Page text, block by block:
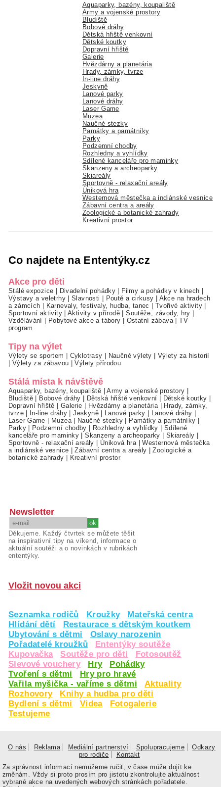
Aquaparky, bazény, koupaliště
Army a vojenské prostory
Bludiště
Bobové dráhy
Dětská hřiště venkovní
Dětské koutky
Dopravní hřiště
Galerie
Hvězdárny a planetária
Hrady, zámky, tvrze
In-line dráhy
Jeskyně
Lanové parky
Lanové dráhy
Laser Game
Muzea
Naučné stezky
Památky a památníky
Parky
Podzemní chodby
Rozhledny a vyhlídky
Sdílené kanceláře pro maminky
Skanzeny a archeoparky
Skiareály
Sportovně - relaxační areály
Úniková hra
Westernová městečka a indiánské vesnice
Zábavní centra a areály
Zoologické a botanické zahrady
Kreativní prostor
Co najdete na Ententýky.cz
Akce pro děti
Stálé expozice Divadelní pohádky Filmy a pohádky v kinech
Výstavy a veletrhy|Slavnosti Poutě a cirkusy
Akce na hradech
a zámcích
Karnevaly, festivaly, hudba, tanec Tvořivé aktivity
Sportovní aktivity|Aktivity v přírodě |Soutěže, závody, hry
Vzdělávání
Pobytové akce a tábory Ostatní zábava |TV
program
Tipy na výlet
Výlety se sportem Cyklotrasy Naučné výlety
Výlety za historií
Výlety za zábavou |Výlety přírodou
Stálá místa k návštěvě
Aquaparky, bazény, koupaliště |Army a vojenské prostory
Bludiště
Bobové dráhy Dětská hřiště venkovní Dětské koutky
Dopravní hřiště
Galerie Hvězdárny a planetária
Hrady, zámky,
tvrze| In-line dráhy |Jeskyně| Lanové parky Lanové dráhy
Laser Game
Muzea| Naučné stezky Památky a památníky
Parky| Podzemní chodby Rozhledny a vyhlídky
Sdílené
kanceláře pro maminky |Skanzeny a archeoparky Skiareály
Sportovně - relaxační areály
Úniková hra |Westernová městečka
a indiánské vesnice |Zábavní centra a areály |Zoologické a
botanické zahrady
Kreativní prostor
Newsletter
Děkujeme. Každý čtvrtek se můžete těšit
na inspirativní tipy na víkend, informace o
aktuální soutěži a o novinkách v rubrikách
ententýky.
Vložit novou akci
Seznamka rodičů Kroužky
Mateřská centra
Hlídání dětí
Restaurace s dětským koutkem
Ubytování s dětmi
Oslavy narozenin
Pořadatelé kroužků
Ententýky soutěže
Kupovačka
Soutěže pro děti
Fotosoutěž
Slevové vouchery
Hry
Pohádky
Tvoření s dětmi
Hry pro hravé
Vařila myšička - vaříme s dětmi
Aktuality
Rozhovory
Knihy a hudba pro děti
Bydlení s dětmi
Videa
Fotogalerie
Testujeme
O nás Reklama Mediální partnerství Spolupracujeme
Odkazy
pro rodiče
Kontakt
Za správnost informací nemůžeme ručit, v čase může dojít ke
změnám. Vždy si proto prosím pro jistotu zkontrolujte aktuálnost
vybrané akce na uvedených webových stránkách pořadatele.